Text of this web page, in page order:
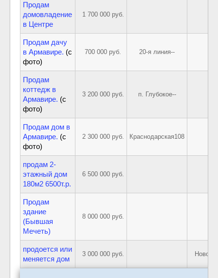
Продам
домовладение
в Центре
1 700 000 руб.
Продам дачу
в Армавире. (с
фото)
700 000 руб. 20-я линия--
Продам
коттедж в
Армавире. (с
фото)
3 200 000 руб. п. Глубокое--
Продам дом в
Армавире. (с
фото)
2 300 000 руб. Краснодарская108
продам 2-
этажный дом
180м2 6500т.р.
6 500 000 руб.
Продам
здание
(Бывшая
Мечеть)
8 000 000 руб.
продоется или
меняется дом
3 000 000 руб.